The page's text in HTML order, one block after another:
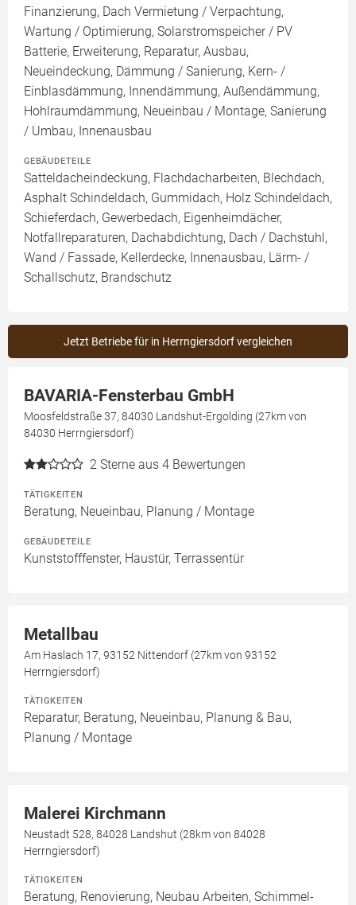
Finanzierung, Dach Vermietung / Verpachtung,
Wartung / Optimierung, Solarstromspeicher / PV
Batterie, Erweiterung, Reparatur, Ausbau,
Neueindeckung, Dämmung / Sanierung, Kern- /
Einblasdämmung, Innendämmung, Außendämmung,
Hohlraumdämmung, Neueinbau / Montage, Sanierung
/ Umbau, Innenausbau
GEBÄUDETEILE
Satteldacheindeckung, Flachdacharbeiten, Blechdach,
Asphalt Schindeldach, Gummidach, Holz Schindeldach,
Schieferdach, Gewerbedach, Eigenheimdächer,
Notfallreparaturen, Dachabdichtung, Dach / Dachstuhl,
Wand / Fassade, Kellerdecke, Innenausbau, Lärm- /
Schallschutz, Brandschutz
Jetzt Betriebe für in Herrngiersdorf vergleichen
BAVARIA-Fensterbau GmbH
Moosfeldstraße 37, 84030 Landshut-Ergolding (27km von
84030 Herrngiersdorf)
2 Sterne aus 4 Bewertungen
TÄTIGKEITEN
Beratung, Neueinbau, Planung / Montage
GEBÄUDETEILE
Kunststofffenster, Haustür, Terrassentür
Metallbau
Am Haslach 17, 93152 Nittendorf (27km von 93152
Herrngiersdorf)
TÄTIGKEITEN
Reparatur, Beratung, Neueinbau, Planung & Bau,
Planung / Montage
Malerei Kirchmann
Neustadt 528, 84028 Landshut (28km von 84028
Herrngiersdorf)
TÄTIGKEITEN
Beratung, Renovierung, Neubau Arbeiten, Schimmel-